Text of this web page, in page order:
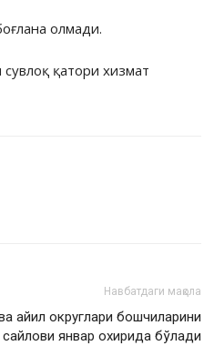
олмади.
қатори хизмат
Навбатдаги мақола
айил округлари бошчиларини
январ охирида бўлади